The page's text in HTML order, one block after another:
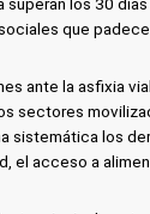
los 30
que
ante la asfixia
sectores
sistemática los
el acceso a